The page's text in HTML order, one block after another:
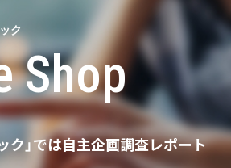
ク
Shop
ク」では自主企画調査レポート